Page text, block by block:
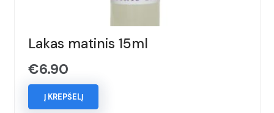
Lakas matinis 15ml
€6.90
Į KREPŠELĮ